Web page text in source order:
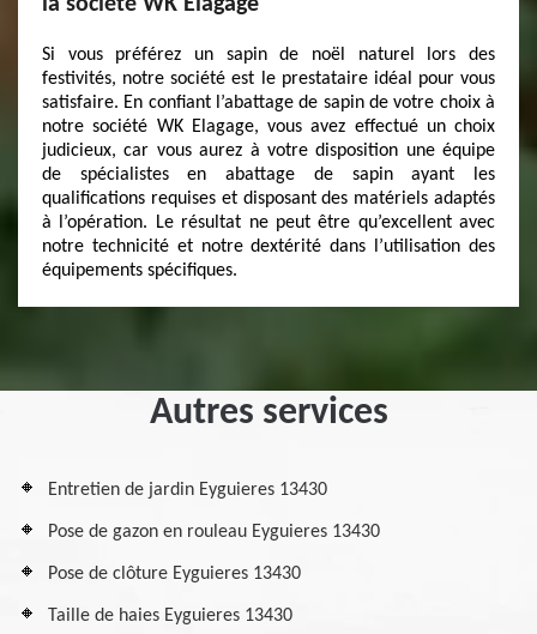
la société WK Elagage
Si vous préférez un sapin de noël naturel lors des
festivités, notre société est le prestataire idéal pour vous
satisfaire. En confiant l’abattage de sapin de votre choix à
notre société WK Elagage, vous avez effectué un choix
judicieux, car vous aurez à votre disposition une équipe
de spécialistes en abattage de sapin ayant les
qualifications requises et disposant des matériels adaptés
à l’opération. Le résultat ne peut être qu’excellent avec
notre technicité et notre dextérité dans l’utilisation des
équipements spécifiques.
Autres services
Entretien de jardin Eyguieres 13430
Pose de gazon en rouleau Eyguieres 13430
Pose de clôture Eyguieres 13430
Taille de haies Eyguieres 13430